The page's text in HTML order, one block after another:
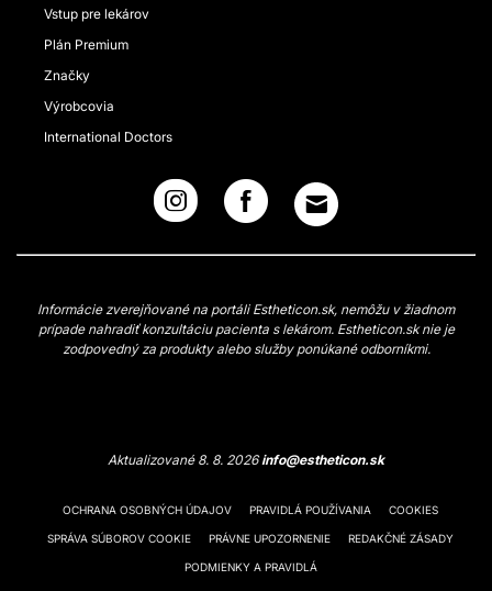
Vstup pre lekárov
Plán Premium
Značky
Výrobcovia
International Doctors
Informácie zverejňované na portáli Estheticon.sk, nemôžu v žiadnom
prípade nahradiť konzultáciu pacienta s lekárom. Estheticon.sk nie je
zodpovedný za produkty alebo služby ponúkané odborníkmi.
Aktualizované 8. 8. 2026info@estheticon.sk
OCHRANA OSOBNÝCH ÚDAJOV PRAVIDLÁ POUŽÍVANIA COOKIES
SPRÁVA SÚBOROV COOKIE PRÁVNE UPOZORNENIE REDAKČNÉ ZÁSADY
PODMIENKY A PRAVIDLÁ